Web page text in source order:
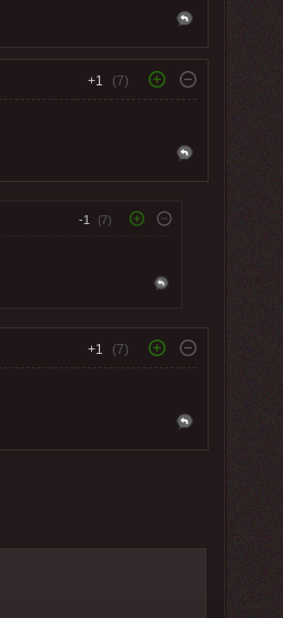
+1 (7)
-1 (7)
+1 (7)